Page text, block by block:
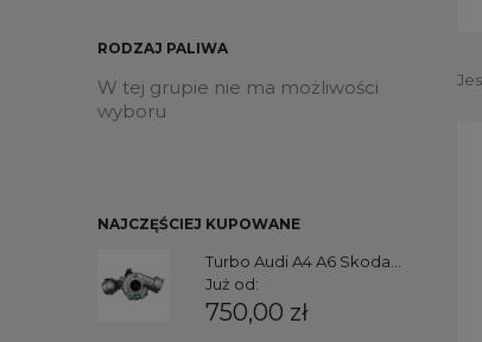
RODZAJ PALIWA
W tej grupie nie ma możliwości
wyboru
NAJCZĘŚCIEJ KUPOWANE
Turbo Audi A4 A6 Skoda...
Już od:
750,00 zł